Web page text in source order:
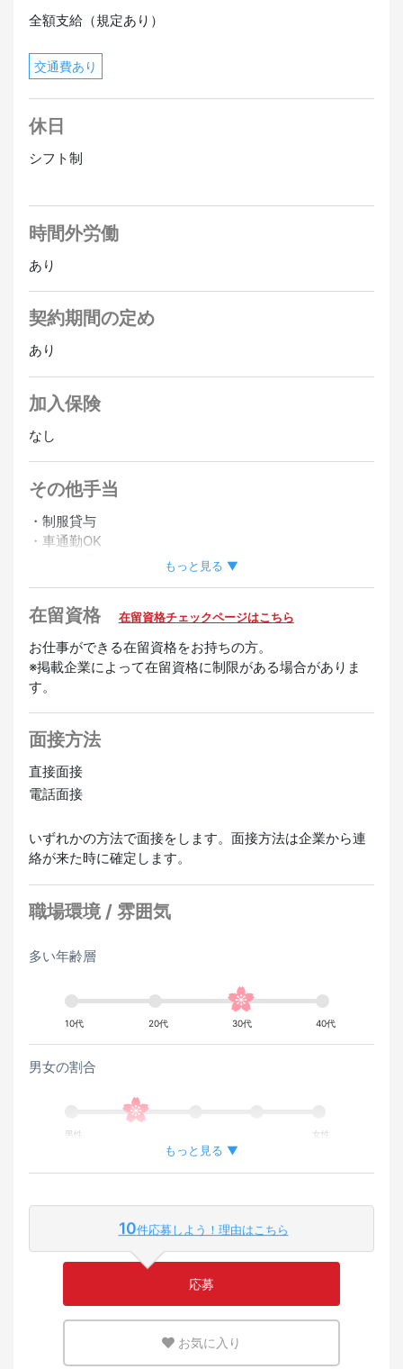
全額支給（規定あり）
交通費あり
休日
シフト制
時間外労働
あり
契約期間の定め
あり
加入保険
なし
その他手当
・制服貸与
・車通勤OK
もっと見る ▼
在留資格 在留資格チェックページはこちら
お仕事ができる在留資格をお持ちの方。
※掲載企業によって在留資格に制限がある場合がありま
す。
面接方法
直接面接
電話面接
いずれかの方法で面接をします。面接方法は企業から連
絡が来た時に確定します。
職場環境 / 雰囲気
多い年齢層
10代 20代 30代 40代
男女の割合
男性 女性
外国人が働いている割合
英語または母国語を活かせる環境
もっと見る ▼
10件応募しよう！理由はこちら
応募
お気に入り